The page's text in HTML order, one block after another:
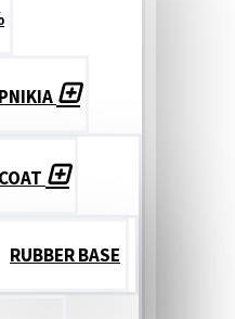
RUBBER BASE